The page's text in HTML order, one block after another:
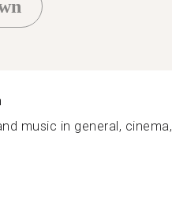
music in general, cinema,